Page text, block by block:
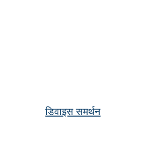
डिवाइस समर्थन